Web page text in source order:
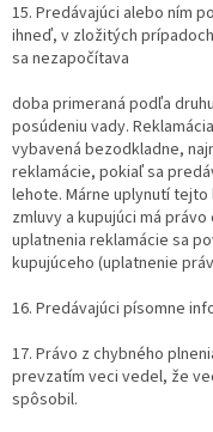
15. Predávajúci alebo ním
ihneď, v zložitých
sa nezapočítava
doba primeraná podľa
posúdeniu vady.
vybavená bezodkladne,
reklamácie, pokiaľ sa
lehote. Márne uplynutí
zmluvy a kupujúci má
uplatnenia reklamácie sa
kupujúceho (uplatnenie
16. Predávajúci písomne
17. Právo z chybného
prevzatím veci vedel, že
spôsobil.